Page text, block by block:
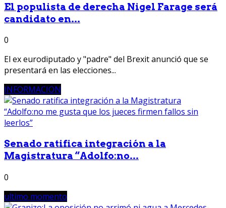
El populista de derecha Nigel Farage será
candidato en...
0
El ex eurodiputado y "padre" del Brexit anunció que se
presentará en las elecciones...
INFORMACION
Senado ratifica integración a la
Magistratura “Adolfo:no...
0
ultimo momento